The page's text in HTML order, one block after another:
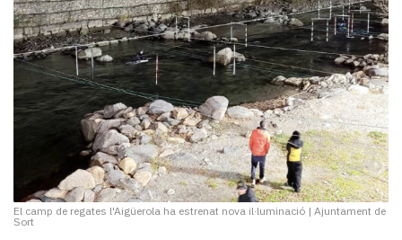
El camp de regates l'Aigüerola ha estrenat nova il·luminació | Ajuntament de
Sort